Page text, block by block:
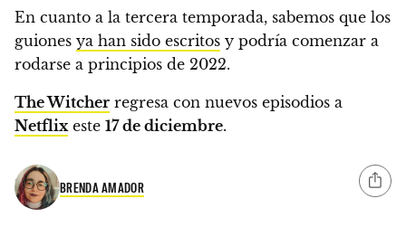
En cuanto a la tercera temporada, sabemos que los
guiones ya han sido escritos y podría comenzar a
rodarse a principios de 2022.
The Witcher regresa con nuevos episodios a
Netflix este 17 de diciembre.
BRENDA AMADOR